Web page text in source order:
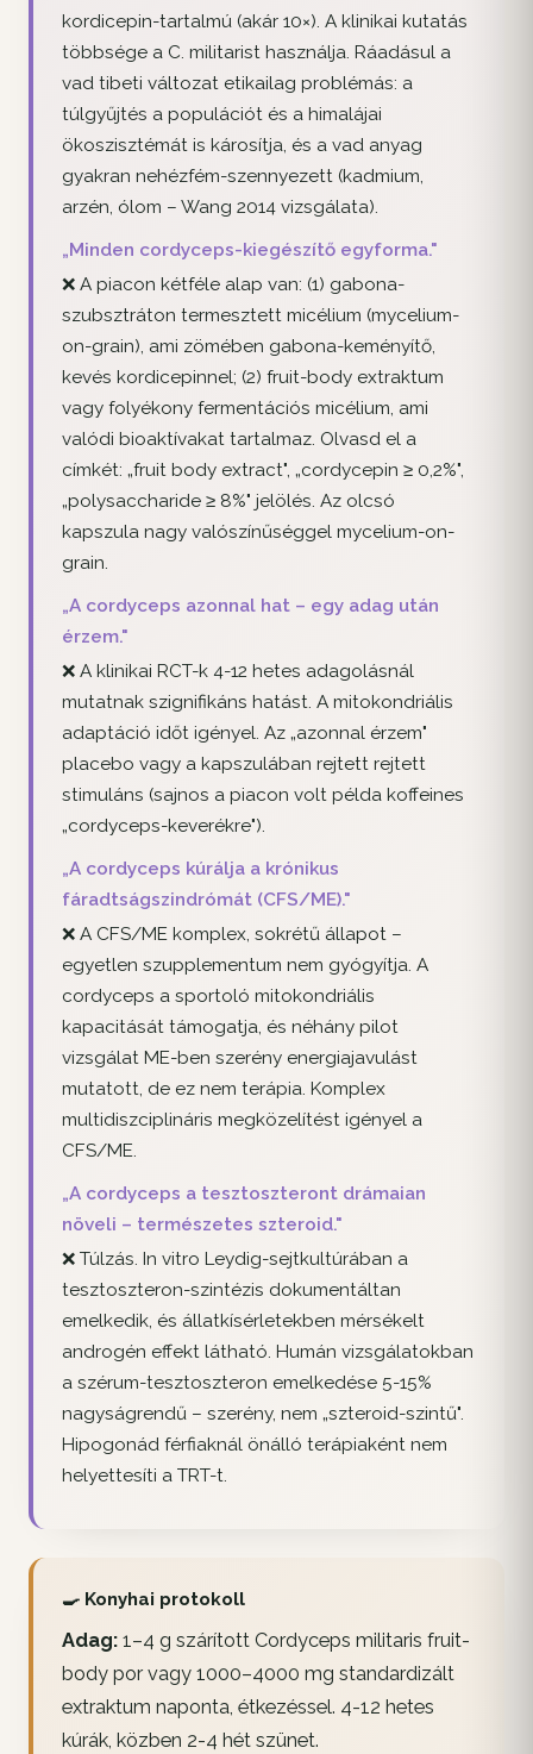
kordicepin-tartalmú (akár 10×). A klinikai kutatás
többsége a C. militarist használja. Ráadásul a
vad tibeti változat etikailag problémás: a
túlgyűjtés a populációt és a himalájai
ökoszisztémát is károsítja, és a vad anyag
gyakran nehézfém-szennyezett (kadmium,
arzén, ólom – Wang 2014 vizsgálata).
„Minden cordyceps-kiegészítő egyforma."
❌ A piacon kétféle alap van: (1) gabona-
szubsztráton termesztett micélium (mycelium-
on-grain), ami zömében gabona-keményítő,
kevés kordicepinnel; (2) fruit-body extraktum
vagy folyékony fermentációs micélium, ami
valódi bioaktívakat tartalmaz. Olvasd el a
címkét: „fruit body extract", „cordycepin ≥ 0,2%",
„polysaccharide ≥ 8%" jelölés. Az olcsó
kapszula nagy valószínűséggel mycelium-on-
grain.
„A cordyceps azonnal hat – egy adag után
érzem."
❌ A klinikai RCT-k 4-12 hetes adagolásnál
mutatnak szignifikáns hatást. A mitokondriális
adaptáció időt igényel. Az „azonnal érzem"
placebo vagy a kapszulában rejtett rejtett
stimuláns (sajnos a piacon volt példa koffeines
„cordyceps-keverékre").
„A cordyceps kúrálja a krónikus
fáradtságszindrómát (CFS/ME)."
❌ A CFS/ME komplex, sokrétű állapot –
egyetlen szupplementum nem gyógyítja. A
cordyceps a sportoló mitokondriális
kapacitását támogatja, és néhány pilot
vizsgálat ME-ben szerény energiajavulást
mutatott, de ez nem terápia. Komplex
multidiszciplináris megközelítést igényel a
CFS/ME.
„A cordyceps a tesztoszteront drámaian
növeli – természetes szteroid."
❌ Túlzás. In vitro Leydig-sejtkultúrában a
tesztoszteron-szintézis dokumentáltan
emelkedik, és állatkísérletekben mérsékelt
androgén effekt látható. Humán vizsgálatokban
a szérum-tesztoszteron emelkedése 5-15%
nagyságrendű – szerény, nem „szteroid-szintű".
Hipogonád férfiaknál önálló terápiaként nem
helyettesíti a TRT-t.
🍳 Konyhai protokoll
Adag: 1–4 g szárított Cordyceps militaris fruit-
body por vagy 1000–4000 mg standardizált
extraktum naponta, étkezéssel. 4-12 hetes
kúrák, közben 2-4 hét szünet.